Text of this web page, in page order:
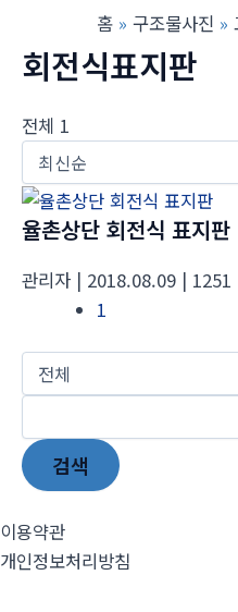
홈 구조물사진
회전식표지판
전체 1
율촌상단 회전식 표지판
관리자 | 2018.08.09 | 1251
1
검색
이용약관
개인정보처리방침